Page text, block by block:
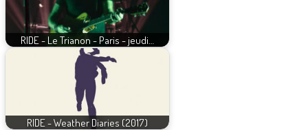
RIDE - Le Trianon - Paris - jeudi…
RIDE - Weather Diaries (2017)